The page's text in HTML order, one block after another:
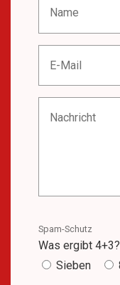
Spam-Schutz
Was ergibt 4+3?
Sieben